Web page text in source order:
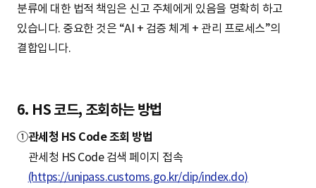
분류에 대한 법적 책임은 신고 주체에게 있음을 명확히 하고
있습니다. 중요한 것은 “AI + 검증 체계 + 관리 프로세스”의
결합입니다.
6. HS 코드, 조회하는 방법
①관세청 HS Code 조회 방법
관세청 HS Code 검색 페이지 접속
(https://unipass.customs.go.kr/clip/index.do)